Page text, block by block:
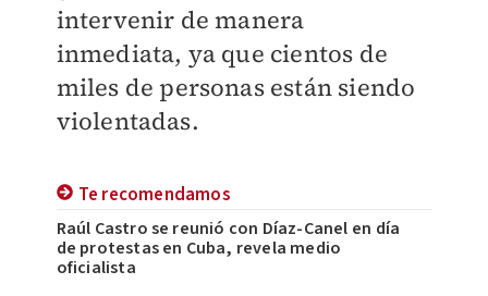
intervenir de manera
inmediata, ya que cientos de
miles de personas están siendo
violentadas.
Te recomendamos
Raúl Castro se reunió con Díaz-Canel en día
de protestas en Cuba, revela medio
oficialista